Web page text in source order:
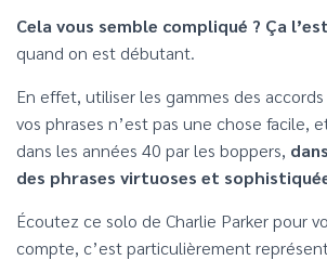
Cela vous semble compliqué ? Ça
quand on est débutant.
En effet, utiliser les gammes des
vos phrases n’est pas une chose facile,
dans les années 40 par les boppers,
des phrases virtuoses et
Écoutez ce solo de Charlie Parker pour
compte, c’est particulièrement